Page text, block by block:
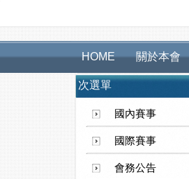
HOME 關於本會
次選單
國內賽事
國際賽事
會務公告